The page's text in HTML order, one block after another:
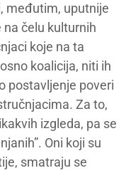
međutim, uputnije
na čelu kulturnih
koje na ta
koalicija, niti ih
postavljenje poveri
Za to,
izgleda, pa se
Oni koji su
smatraju se